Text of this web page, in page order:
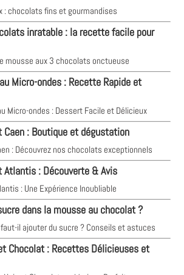
: chocolats fins et gourmandises
inratable : la recette facile pour
mousse aux 3 chocolats onctueuse
Micro-ondes : Recette Rapide et
Micro-ondes : Dessert Facile et Délicieux
Caen : Boutique et dégustation
: Découvrez nos chocolats exceptionnels
Atlantis : Découverte & Avis
: Une Expérience Inoubliable
dans la mousse au chocolat ?
il ajouter du sucre ? Conseils et astuces
Chocolat : Recettes Délicieuses et